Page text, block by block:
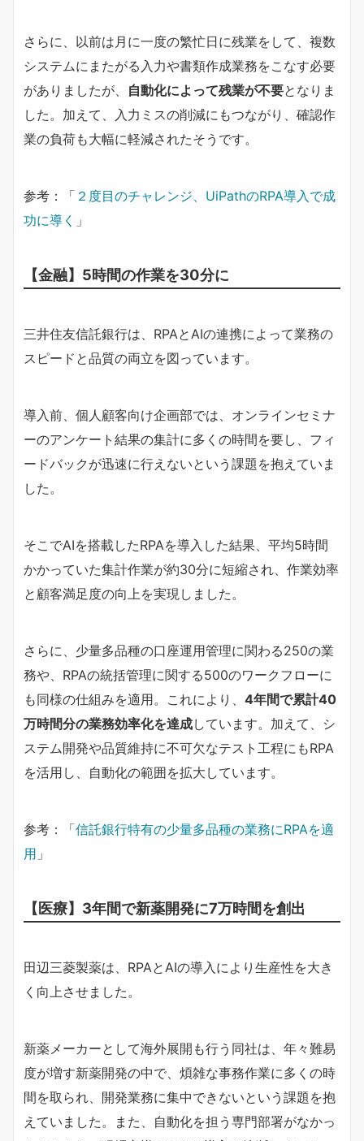
さらに、以前は月に一度の繁忙日に残業をして、複数
システムにまたがる入力や書類作成業務をこなす必要
がありましたが、 自動化によって残業が不要となりま
した。加えて、入力ミスの削減にもつながり、確認作
業の負荷も大幅に軽減されたそうです。
参考：「 ２度目のチャレンジ、UiPathのRPA導入で成
功に導く 」
【金融】5時間の作業を30分に
三井住友信託銀行は、RPAとAIの連携によって業務の
スピードと品質の両立を図っています。
導入前、個人顧客向け企画部では、オンラインセミナ
ーのアンケート結果の集計に多くの時間を要し、フィ
ードバックが迅速に行えないという課題を抱えていま
した。
そこでAIを搭載したRPAを導入した結果、平均5時間
かかっていた集計作業が約30分に短縮され、作業効率
と顧客満足度の向上を実現しました。
さらに、少量多品種の口座運用管理に関わる250の業
務や、RPAの統括管理に関する500のワークフローに
も同様の仕組みを適用。これにより、 4年間で累計40
万時間分の業務効率化を達成しています。加えて、シ
ステム開発や品質維持に不可欠なテスト工程にもRPA
を活用し、自動化の範囲を拡大しています。
参考：「信託銀行特有の少量多品種の業務にRPAを適
用 」
【医療】3年間で新薬開発に7万時間を創出
田辺三菱製薬は、RPAとAIの導入により生産性を大き
く向上させました。
新薬メーカーとして海外展開も行う同社は、年々難易
度が増す新薬開発の中で、煩雑な事務作業に多くの時
間を取られ、開発業務に集中できないという課題を抱
えていました。また、自動化を担う専門部署がなかっ